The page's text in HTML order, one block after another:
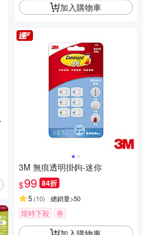
加入購物車
3M 無痕透明掛鉤-迷你
$99 84折
5 (10) 總銷量>50
限時下殺 券